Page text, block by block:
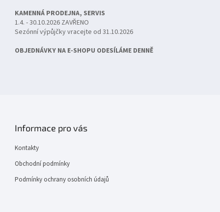
KAMENNÁ PRODEJNA, SERVIS
1.4. - 30.10.2026 ZAVŘENO
Sezónní výpůjčky vracejte od 31.10.2026
OBJEDNÁVKY NA E-SHOPU ODESÍLÁME DENNĚ
Informace pro vás
Kontakty
Obchodní podmínky
Podmínky ochrany osobních údajů